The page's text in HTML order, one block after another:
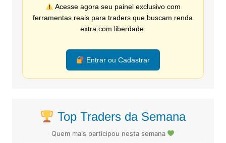
Acesse agora seu painel exclusivo com
ferramentas reais para traders que buscam renda
extra com liberdade.
Entrar ou Cadastrar
Top Traders da Semana
Quem mais participou nesta semana